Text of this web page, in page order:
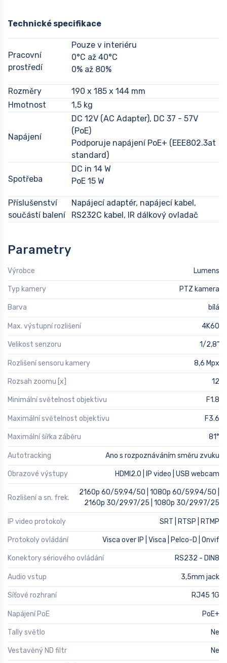
Technické specifikace
Pracovní
prostředí
Pouze v interiéru
0°C až 40°C
0% až 80%
Rozměry
190 x 185 x 144 mm
Hmotnost
1,5 kg
Napájení
DC 12V (AC Adapter), DC 37 - 57V
(PoE)
Podporuje napájení PoE+ (EEE802.3at
standard)
Spotřeba
DC in 14 W
PoE 15 W
Příslušenství
součástí balení
Napájecí adaptér, napájecí kabel,
RS232C kabel, IR dálkový ovladač
Parametry
Výrobce Lumens
Typ kamery PTZ kamera
Barva bílá
Max. výstupní rozlišení 4K60
Velikost senzoru 1/2,8"
Rozlišení sensoru kamery 8,6 Mpx
Rozsah zoomu [x] 12
Minimální světelnost objektivu F1.8
Maximální světelnost objektivu F3.6
Maximální šířka záběru 81°
Autotracking Ano s rozpoznáváním směru zvuku
Obrazové výstupy HDMI2.0 | IP video | USB webcam
Rozlišení a sn. frek.
2160p 60/59.94/50 | 1080p 60/59.94/50 |
2160p 30/29.97/25 | 1080p 30/29.97/25
IP video protokoly SRT | RTSP | RTMP
Protokoly ovládání Visca over IP | Visca | Pelco-D | Onvif
Konektory sériového ovládání RS232 - DIN8
Audio vstup 3,5mm jack
Síťové rozhraní RJ45 1G
Napájení PoE PoE+
Tally světlo Ne
Vestavěný ND filtr Ne